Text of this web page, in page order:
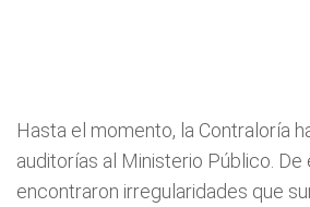
Hasta el momento, la Contraloría
auditorías al Ministerio Público. De
encontraron irregularidades que